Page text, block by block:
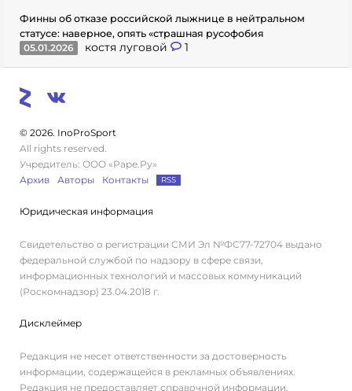
Финны об отказе российской лыжнице в нейтральном
статусе: наверное, опять «страшная русофобия
05.01.2026
костя луговой 1
© 2026. InoProSport
All rights reserved.
Учредитель: ООО «Раре.Ру»
Архив
Авторы Контакты RSS
Юридическая информация
Свидетельство о регистрации СМИ Эл №ФС77-72704 выдано
федеральной службой по надзору в сфере связи,
информационных технологий и массовых коммуникаций
(Роскомнадзор) 23.04.2018 г.
Дисклеймер
Редакция не несет ответственности за достоверность
информации, содержащейся в рекламных объявлениях.
Редакция не предоставляет справочной информации.